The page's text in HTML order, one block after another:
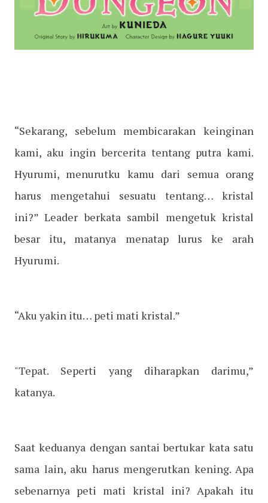
“Sekarang, sebelum membicarakan keinginan
kami, aku ingin bercerita tentang putra kami.
Hyurumi, menurutku kamu dari semua orang
harus mengetahui sesuatu tentang… kristal
ini?” Leader berkata sambil mengetuk kristal
besar itu, matanya menatap lurus ke arah
Hyurumi.
“Aku yakin itu… peti mati kristal.”
"Tepat. Seperti yang diharapkan darimu,”
katanya.
Saat keduanya dengan santai bertukar kata satu
sama lain, aku harus mengerutkan kening. Apa
sebenarnya peti mati kristal ini? Apakah itu